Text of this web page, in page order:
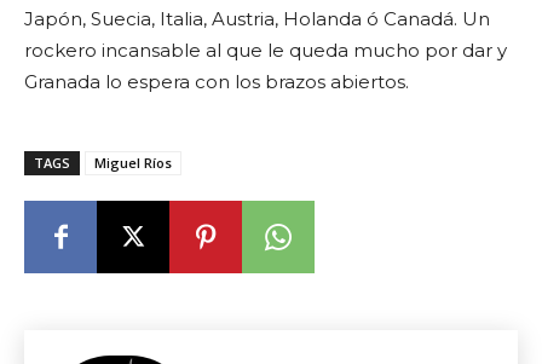
Japón, Suecia, Italia, Austria, Holanda ó Canadá. Un
rockero incansable al que le queda mucho por dar y
Granada lo espera con los brazos abiertos.
TAGS Miguel Ríos